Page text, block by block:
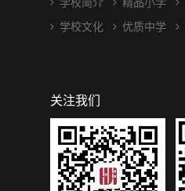
学校文化
优质中学
关注我们